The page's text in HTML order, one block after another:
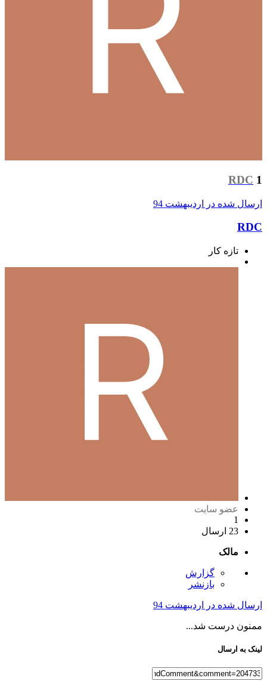
RDC 1
ارسال شده در اردیبهشت 94
RDC
تازه کار
عضو سایت
1
23 ارسال
مالک
گزارش
بازنشر
ارسال شده در اردیبهشت 94
ممنون درست شد...
لینک به ارسال